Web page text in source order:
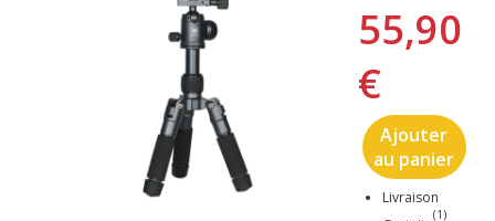
55,90
€
Ajouter
au panier
Livraison
(1)